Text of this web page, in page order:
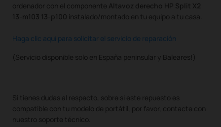
ordenador con el componente Altavoz derecho HP Split X2
13-m103 13-p100 instalado/montado en tu equipo a tu casa.
Haga clic aquí para solicitar el servicio de reparación
(Servicio disponible solo en España peninsular y Baleares!)
Si tienes dudas al respecto, sobre si este repuesto es
compatible con tu modelo de portátil, por favor, contacte con
nuestro soporte técnico.